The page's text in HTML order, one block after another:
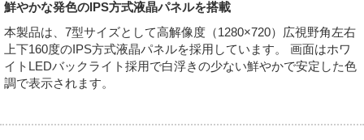
鮮やかな発色のIPS方式液晶パネルを搭載
本製品は、7型サイズとして高解像度（1280×720）広視野角左右
上下160度のIPS方式液晶パネルを採用しています。 画面はホワ
イトLEDバックライト採用で白浮きの少ない鮮やかで安定した色
調で表示されます。